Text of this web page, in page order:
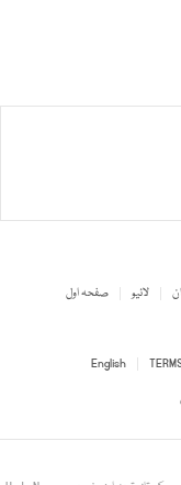
صفحہ اول لائیو
English